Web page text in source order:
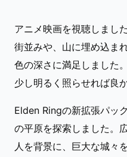
アニメ映画を視聴しまし
街並みや、山に埋め込ま
色の深さに満足しました
少し明るく照らせれば良
Elden Ringの新拡張パッ
の平原を探索しました。
人を背景に、巨大な城々